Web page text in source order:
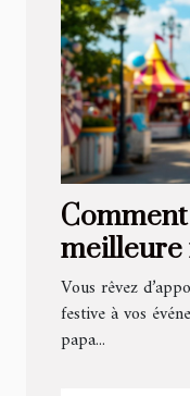
meilleure
faire des
Vous rêvez
festive à vos
papa...